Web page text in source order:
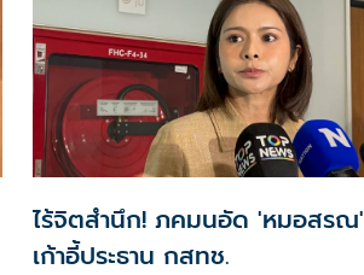
ไร้จิตสำนึก! ภคมนอัด 'หมอสร
เก้าอี้ประธาน กสทช.